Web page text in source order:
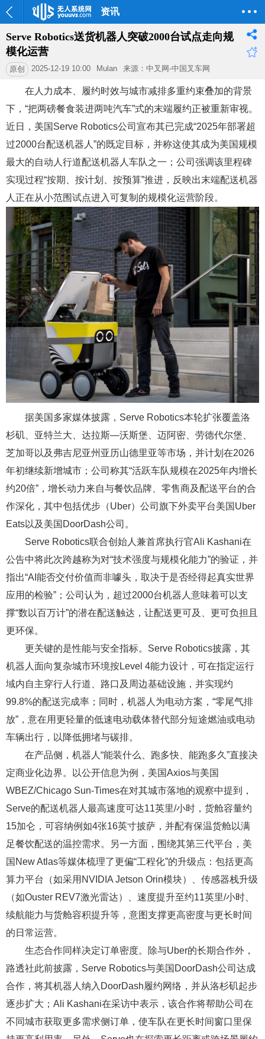
资讯
Serve Robotics送货机器人突破2000台试点走向规
模化运营
原创 2025-12-19 10:00 Mulan 来源：中叉网-中国叉车网
在人力成本、履约时效与城市减排多重约束叠加的背景
下，“把两磅餐食装进两吨汽车”式的末端履约正被重新审视。
近日，美国Serve Robotics公司宣布其已完成“2025年部署超
过2000台配送机器人”的既定目标，并称这使其成为美国规模
最大的自动人行道配送机器人车队之一；公司强调该里程碑
实现过程“按期、按计划、按预算”推进，反映出末端配送机器
人正在从小范围试点进入可复制的规模化运营阶段。
据美国多家媒体披露，Serve Robotics本轮扩张覆盖洛
杉矶、亚特兰大、达拉斯—沃斯堡、迈阿密、劳德代尔堡、
芝加哥以及弗吉尼亚州亚历山德里亚等市场，并计划在2026
年初继续新增城市；公司称其“活跃车队规模在2025年内增长
约20倍”，增长动力来自与餐饮品牌、零售商及配送平台的合
作深化，其中包括优步（Uber）公司旗下外卖平台美国Uber
Eats以及美国DoorDash公司。
Serve Robotics联合创始人兼首席执行官Ali Kashani在
公告中将此次跨越称为对“技术强度与规模化能力”的验证，并
指出“AI能否交付价值而非噱头，取决于是否经得起真实世界
应用的检验”；公司认为，超过2000台机器人意味着可以支
撑“数以百万计”的潜在配送触达，让配送更可及、更可负担且
更环保。
更关键的是性能与安全指标。Serve Robotics披露，其
机器人面向复杂城市环境按Level 4能力设计，可在指定运行
域内自主穿行人行道、路口及周边基础设施，并实现约
99.8%的配送完成率；同时，机器人为电动方案，“零尾气排
放”，意在用更轻量的低速电动载体替代部分短途燃油或电动
车辆出行，以降低拥堵与碳排。
在产品侧，机器人“能装什么、跑多快、能跑多久”直接决
定商业化边界。以公开信息为例，美国Axios与美国
WBEZ/Chicago Sun-Times在对其城市落地的观察中提到，
Serve的配送机器人最高速度可达11英里/小时，货舱容量约
15加仑，可容纳例如4张16英寸披萨，并配有保温货舱以满
足餐饮配送的温控需求。另一方面，围绕其第三代平台，美
国New Atlas等媒体梳理了更偏“工程化”的升级点：包括更高
算力平台（如采用NVIDIA Jetson Orin模块）、传感器栈升级
（如Ouster REV7激光雷达）、速度提升至约11英里/小时、
续航能力与货舱容积提升等，意图支撑更高密度与更长时间
的日常运营。
生态合作同样决定订单密度。除与Uber的长期合作外，
路透社此前披露，Serve Robotics与美国DoorDash公司达成
合作，将其机器人纳入DoorDash履约网络，并从洛杉矶起步
逐步扩大；Ali Kashani在采访中表示，该合作将帮助公司在
不同城市获取更多需求侧订单，使车队在更长时间窗口里保